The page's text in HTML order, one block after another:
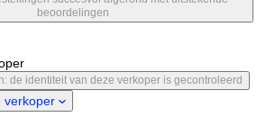
beoordelingen
de identiteit van deze verkoper is gecontroleerd
verkoper